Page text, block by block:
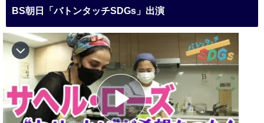
BS朝日「バトンタッチSDGs」出演